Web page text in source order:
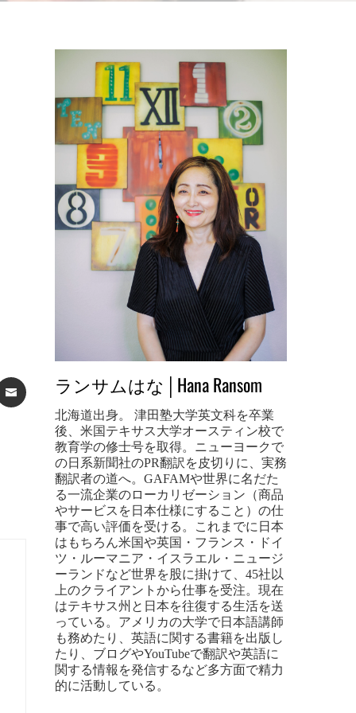
EMAIL ランサムはな│Hana Ransom
北海道出身。 津田塾大学英文科を卒業
後、米国テキサス大学オースティン校で
教育学の修士号を取得。ニューヨークで
の日系新聞社のPR翻訳を皮切りに、実務
翻訳者の道へ。GAFAMや世界に名だた
る一流企業のローカリゼーション（商品
やサービスを日本仕様にすること）の仕
事で高い評価を受ける。これまでに日本
はもちろん米国や英国・フランス・ドイ
ツ・ルーマニア・イスラエル・ニュージ
ーランドなど世界を股に掛けて、45社以
上のクライアントから仕事を受注。現在
はテキサス州と日本を往復する生活を送
っている。アメリカの大学で日本語講師
も務めたり、英語に関する書籍を出版し
たり、ブログやYouTubeで翻訳や英語に
関する情報を発信するなど多方面で精力
的に活動している。